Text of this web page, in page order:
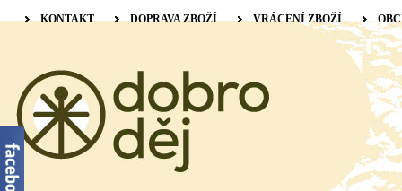
KONTAKT DOPRAVA ZBOŽÍ VRÁCENÍ ZBOŽÍ